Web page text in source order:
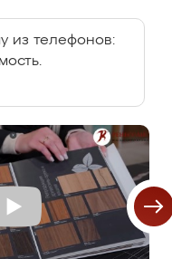
из телефонов: